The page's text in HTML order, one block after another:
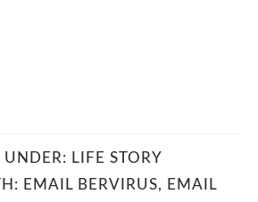
UNDER: LIFE STORY
EMAIL BERVIRUS, EMAIL